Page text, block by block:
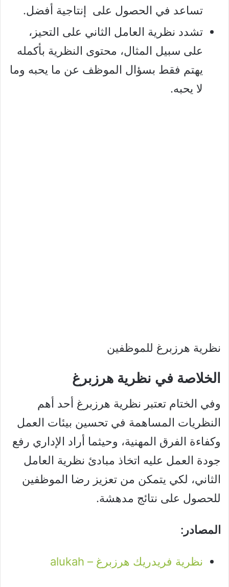
تساعد في الحصول على إنتاجية أفضل.
تشدد نظرية العامل الثاني على التحيز،
على سبيل المثال، محتوى النظرية بأكمله
يهتم فقط بسؤال الموظف عن ما يحبه وما
لا يحبه.
نظرية هرزبرغ للموظفين
الخلاصة في نظرية هرزبرغ
وفي الختام تعتبر نظرية هرزبرغ أحد أهم
النظريات المساهمة في تحسين بيئات العمل
وكفاءة الفرق المهنية، وحيثما أراد الإداري رفع
جودة العمل عليه اتخاذ مبادئ نظرية العامل
الثاني، لكي يتمكن من تعزيز رضا الموظفين
للحصول على نتائج مدهشة.
المصادر:
نظرية فريدريك هرزبرغ – alukah